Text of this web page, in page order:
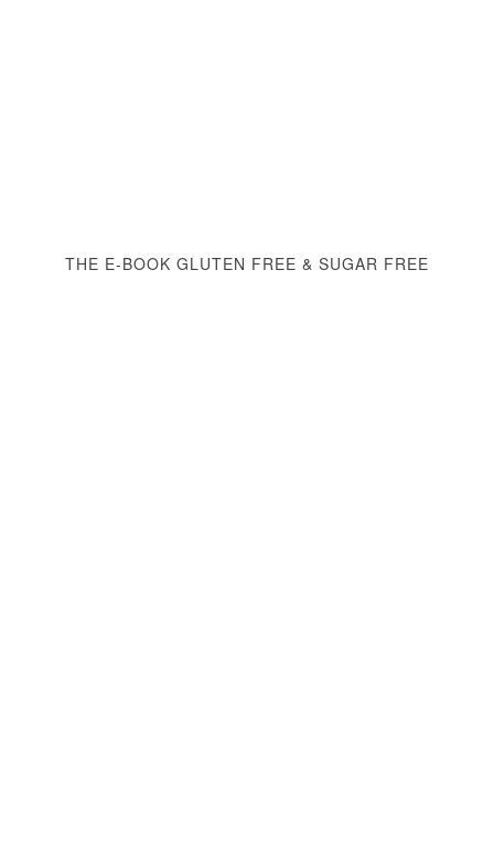
THE E-BOOK GLUTEN FREE & SUGAR FREE